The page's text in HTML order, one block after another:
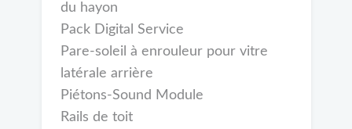
du hayon
Pack Digital Service
Pare-soleil à enrouleur pour vitre
latérale arrière
Piétons-Sound Module
Rails de toit